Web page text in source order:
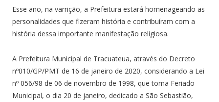
Esse ano, na varrição, a Prefeitura estará homenageando as
personalidades que fizeram história e contribuíram com a
história dessa importante manifestação religiosa.
A Prefeitura Municipal de Tracuateua, através do Decreto
nº010/GP/PMT de 16 de janeiro de 2020, considerando a Lei
nº 056/98 de 06 de novembro de 1998, que torna Feriado
Municipal, o dia 20 de janeiro, dedicado a São Sebastião,